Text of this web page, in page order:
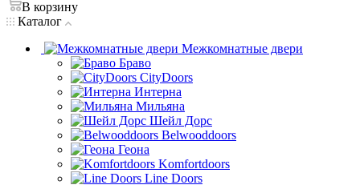
В корзину
Каталог
Межкомнатные двери
Браво
CityDoors
Интерна
Мильяна
Шейл Дорс
Belwooddoors
Геона
Komfortdoors
Line Doors